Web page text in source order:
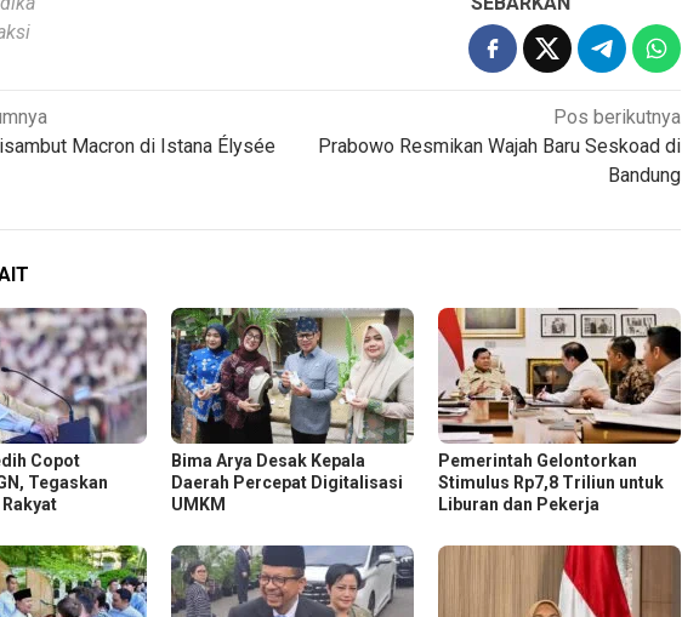
Macron di Istana Élysée
Pos berikutnya
Prabowo Resmikan Wajah Baru Seskoad di
Bandung
Copot
Tegaskan
Bima Arya Desak Kepala
Daerah Percepat Digitalisasi
UMKM
Pemerintah Gelontorkan
Stimulus Rp7,8 Triliun untuk
Liburan dan Pekerja